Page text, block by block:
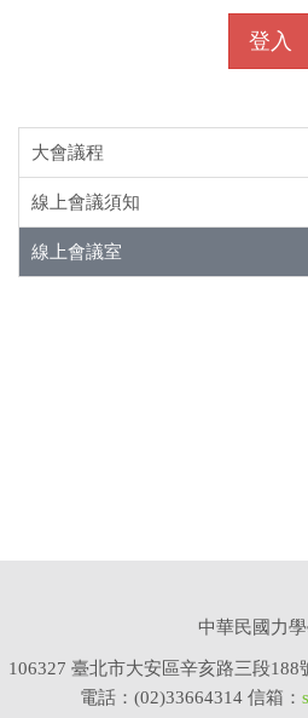
登入
大會議程
線上會議須知
線上會議室
中華民國力
106327 臺北市大安區辛亥路三段188
電話：(02)33664314 信箱：